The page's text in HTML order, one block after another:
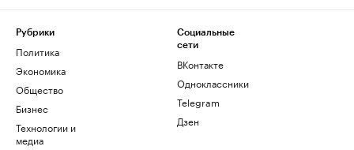
Рубрики
Политика
Экономика
Общество
Бизнес
Технологии и
медиа
Социальные
сети
ВКонтакте
Одноклассники
Telegram
Дзен